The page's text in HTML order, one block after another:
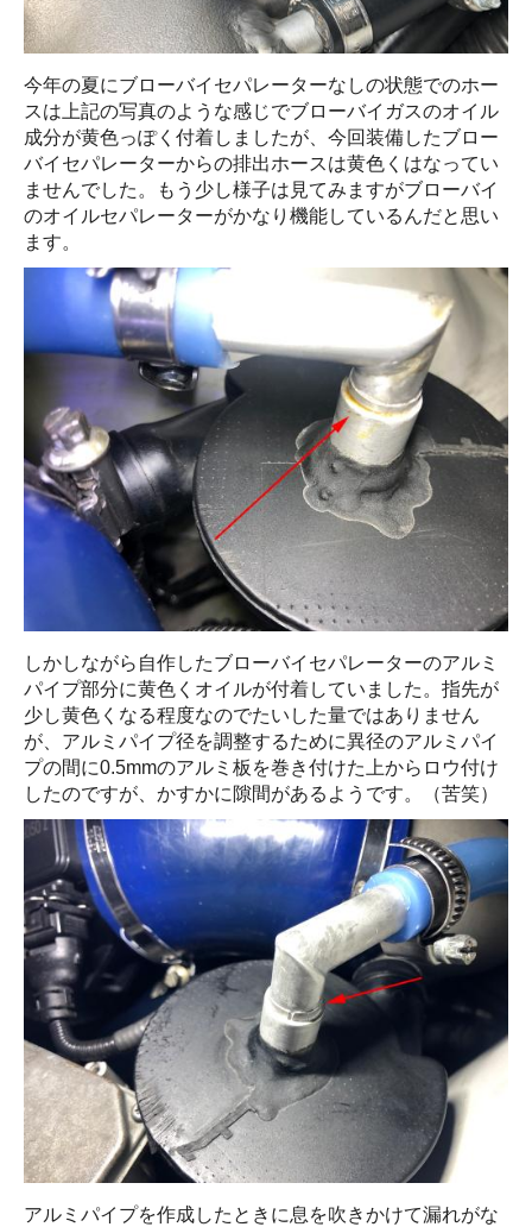
今年の夏にブローバイセパレーターなしの状態でのホー
スは上記の写真のような感じでブローバイガスのオイル
成分が黄色っぽく付着しましたが、今回装備したブロー
バイセパレーターからの排出ホースは黄色くはなってい
ませんでした。もう少し様子は見てみますがブローバイ
のオイルセパレーターがかなり機能しているんだと思い
ます。
しかしながら自作したブローバイセパレーターのアルミ
パイプ部分に黄色くオイルが付着していました。指先が
少し黄色くなる程度なのでたいした量ではありません
が、アルミパイプ径を調整するために異径のアルミパイ
プの間に0.5mmのアルミ板を巻き付けた上からロウ付け
したのですが、かすかに隙間があるようです。（苦笑）
アルミパイプを作成したときに息を吹きかけて漏れがな